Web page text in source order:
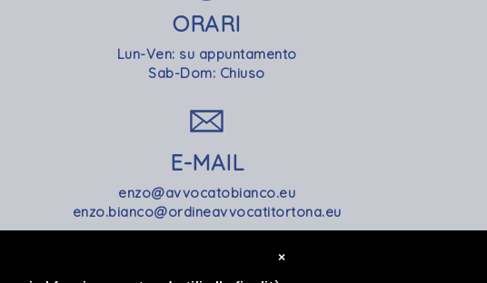
ORARI
Lun-Ven: su appuntamento
Sab-Dom: Chiuso
E-MAIL
enzo@avvocatobianco.eu
enzo.bianco@ordineavvocatitortona.eu
×